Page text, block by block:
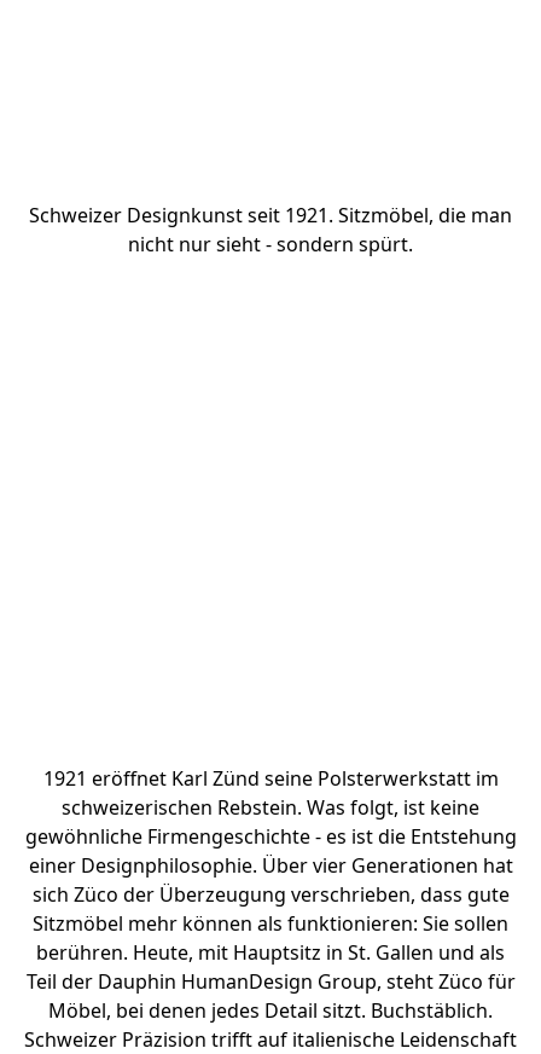
Schweizer Designkunst seit 1921. Sitzmöbel, die man
nicht nur sieht - sondern spürt.
1921 eröffnet Karl Zünd seine Polsterwerkstatt im
schweizerischen Rebstein. Was folgt, ist keine
gewöhnliche Firmengeschichte - es ist die Entstehung
einer Designphilosophie. Über vier Generationen hat
sich Züco der Überzeugung verschrieben, dass gute
Sitzmöbel mehr können als funktionieren: Sie sollen
berühren. Heute, mit Hauptsitz in St. Gallen und als
Teil der Dauphin HumanDesign Group, steht Züco für
Möbel, bei denen jedes Detail sitzt. Buchstäblich.
Schweizer Präzision trifft auf italienische Leidenschaft